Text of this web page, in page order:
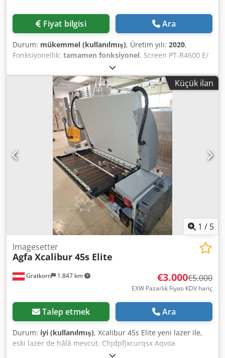
Fiyat bilgisi Ara
Durum: mükemmel (kullanılmış), Üretim yılı: 2020,
Fonksiyonellik: tamamen fonksiyonel, Screen PT-R4600 E/
Avalon N4-30 E Seri No 462xxx, 16 fiber bağlı diyot, Plaka
sayısı: 10.792 Pozlama süresi: 1.045 saat Screen Blackbox
Ağ Arayüzü EP-B101 RIP talep üzerine. Chodpfx Aoxlf
Rvsqvoa Tüm teklifler önceden satışa tabidir.
Küçük ilan
1 / 5
Gratkorn 1.847 km
Imagesetter
Agfa Xcalibur 45s Elite
€3.000€5.000
EXW Pazarlık Fiyatı KDV hariç
Talep etmek Ara
Durum: iyi (kullanılmış), Xcalibur 45s Elite yeni lazer ile,
eski lazer de hâlâ mevcut. Chjdpfjxcurqsx Aqvoa